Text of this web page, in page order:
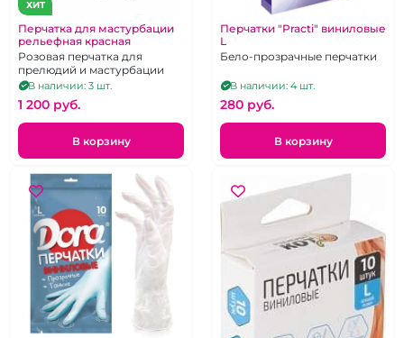
ХИТ
Перчатка для мастурбации
рельефная красная
Розовая перчатка для
прелюдий и мастурбации
В наличии: 3 шт.
1 200 pуб.
В корзину
Перчатки "Practi" виниловые
L
Бело-прозрачные перчатки
В наличии: 4 шт.
280 pуб.
В корзину